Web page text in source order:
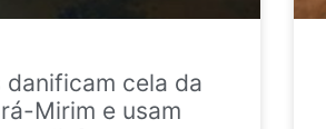
danificam cela da
Mirim e usam